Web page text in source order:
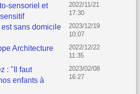
sensoriel et
2022/11/21
17:30
sans domicile
2023/12/19
10:07
Architecture
2022/12/22
11:35
: "Il faut
enfants à
2023/02/08
16:27